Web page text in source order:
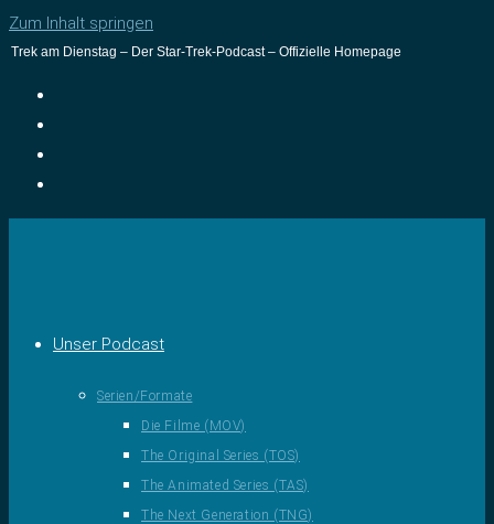
Zum Inhalt springen
Trek am Dienstag – Der Star-Trek-Podcast – Offizielle Homepage
Unser Podcast
Serien/Formate
Die Filme (MOV)
The Original Series (TOS)
The Animated Series (TAS)
The Next Generation (TNG)